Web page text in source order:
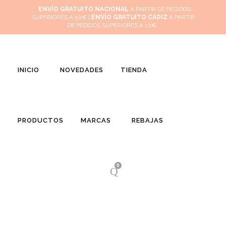
Mi cuenta Cuidado de tus joyas Conócenos Contacta
INICIO NOVEDADES TIENDA
PRODUCTOS MARCAS REBAJAS
0
ENVÍO GRATUITO NACIONAL A PARTIR DE PEDIDOS
SUPERIORES A 50€ |
ENVÍO GRATUITO CÁDIZ A PARTIR
DE PEDIDOS SUPERIORES A 10€